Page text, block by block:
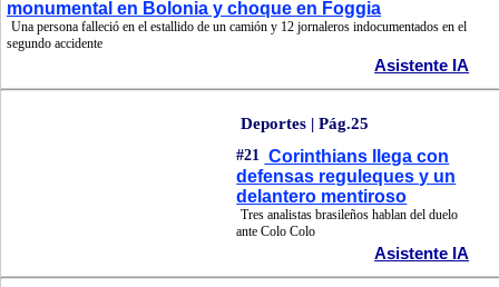
monumental en Bolonia y choque en Foggia
Una persona falleció en el estallido de un camión y 12 jornaleros indocumentados en el
segundo accidente
Asistente IA
Deportes | Pág.25
#21 Corinthians llega con
defensas reguleques y un
delantero mentiroso
Tres analistas brasileños hablan del duelo
ante Colo Colo
Asistente IA